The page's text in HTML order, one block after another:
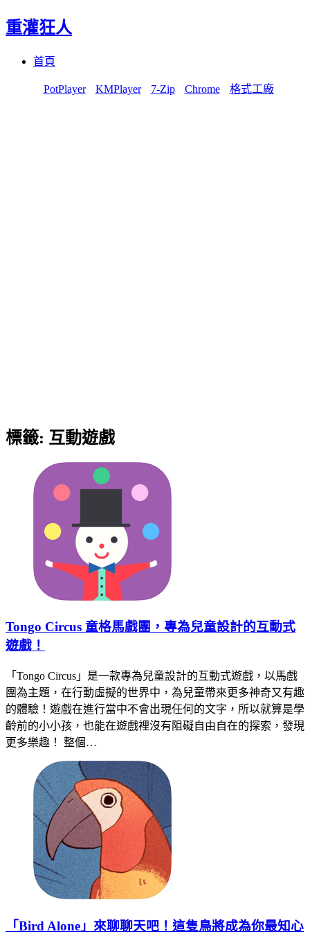
重灌狂人
首頁
PotPlayer KMPlayer 7-Zip Chrome 格式工廠
標籤: 互動遊戲
Tongo Circus 童格馬戲團，專為兒童設計的互動式
遊戲！
「Tongo Circus」是一款專為兒童設計的互動式遊戲，以馬戲
團為主題，在行動虛擬的世界中，為兒童帶來更多神奇又有趣
的體驗！遊戲在進行當中不會出現任何的文字，所以就算是學
齡前的小小孩，也能在遊戲裡沒有阻礙自由自在的探索，發現
更多樂趣！ 整個…
「Bird Alone」來聊聊天吧！這隻鳥將成為你最知心